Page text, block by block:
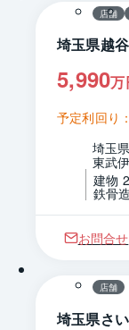
店舗
埼玉県越
5,990万
予定利回り：
埼玉
東武
建物
鉄骨
お問合せ
店舗
埼玉県さ